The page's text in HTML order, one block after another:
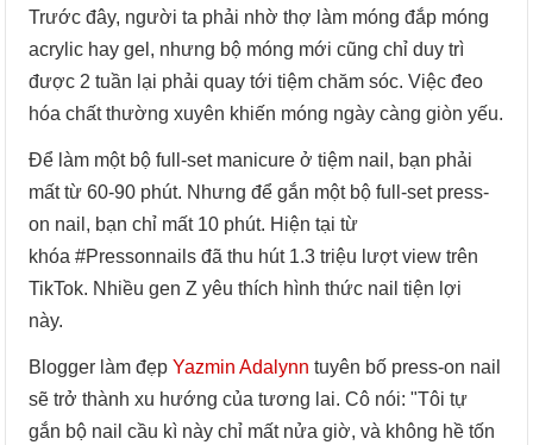
Trước đây, người ta phải nhờ thợ làm móng đắp móng
acrylic hay gel, nhưng bộ móng mới cũng chỉ duy trì
được 2 tuần lại phải quay tới tiệm chăm sóc. Việc đeo
hóa chất thường xuyên khiến móng ngày càng giòn yếu.
Để làm một bộ full-set manicure ở tiệm nail, bạn phải
mất từ 60-90 phút. Nhưng để gắn một bộ full-set press-
on nail, bạn chỉ mất 10 phút. Hiện tại từ
khóa #Pressonnails đã thu hút 1.3 triệu lượt view trên
TikTok. Nhiều gen Z yêu thích hình thức nail tiện lợi
này.
Blogger làm đẹpYazmin Adalynn tuyên bố press-on nail
sẽ trở thành xu hướng của tương lai. Cô nói: "Tôi tự
gắn bộ nail cầu kì này chỉ mất nửa giờ, và không hề tốn